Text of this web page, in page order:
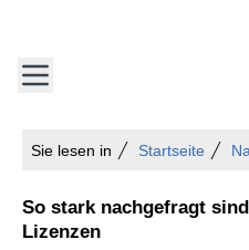
Sie lesen in Startseite
So stark nachgefragt
Lizenzen